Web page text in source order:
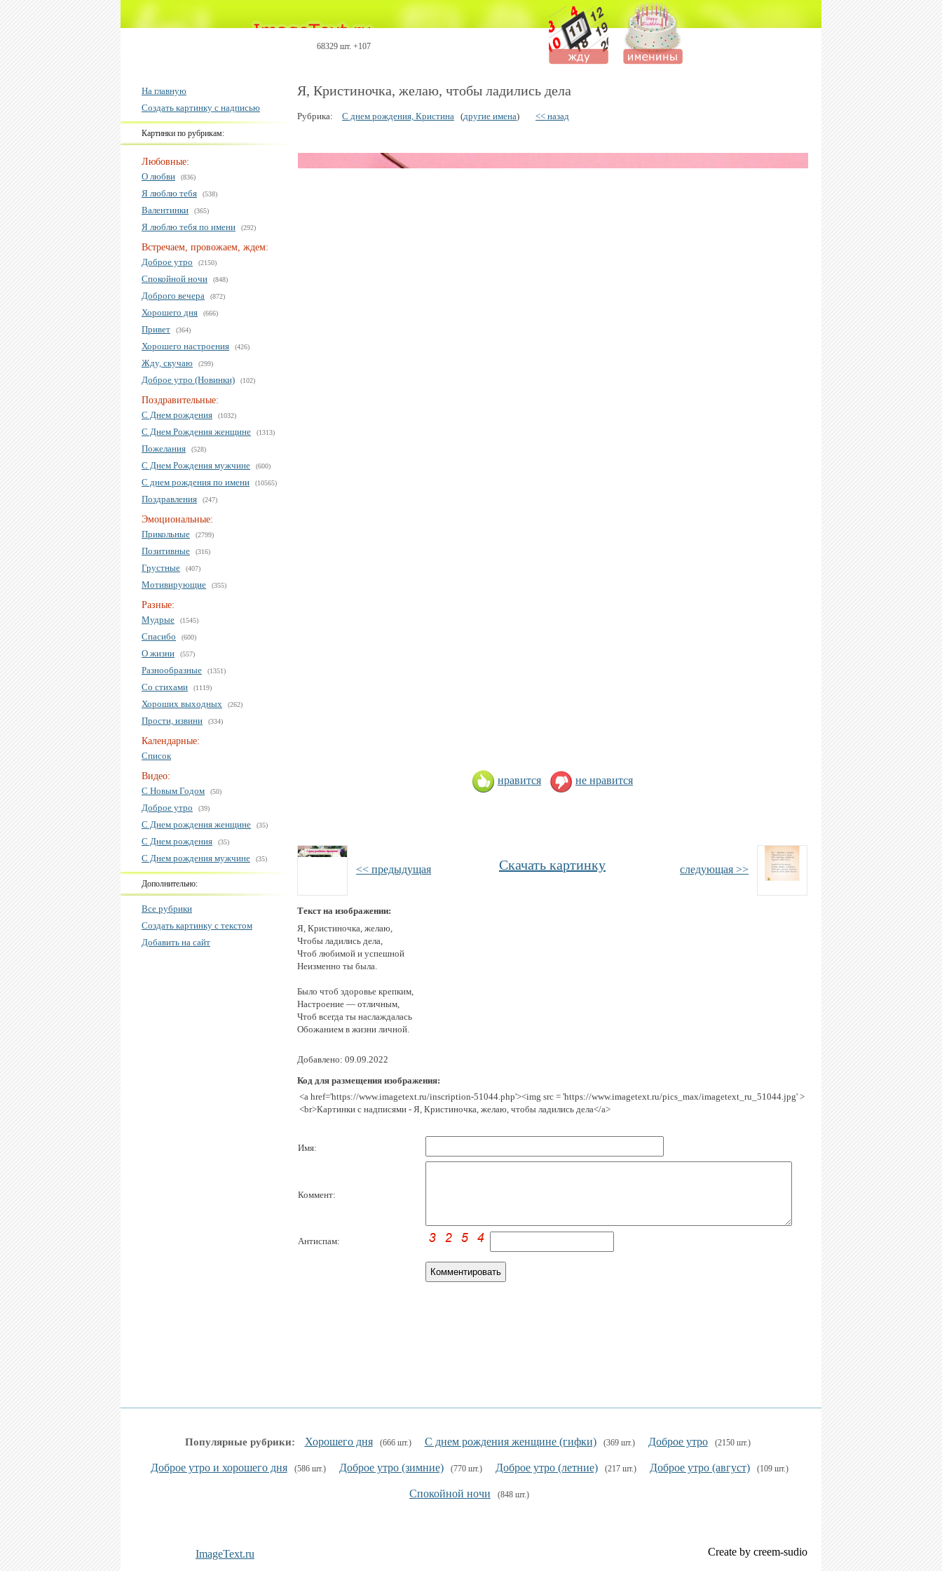
68329 шт. +107
На главную
Создать картинку с надписью
Картинки по рубрикам:
Любовные:
О любви
(836)
Я люблю тебя (538)
Валентинки (365)
Я люблю тебя по имени (292)
Встречаем, провожаем, ждем:
Доброе утро
(2150)
Спокойной ночи (848)
Доброго вечера (872)
Хорошего дня (666)
Привет (364)
Хорошего настроения (426)
Жду, скучаю (299)
Доброе утро (Новинки) (102)
Поздравительные:
С Днем рождения
(1032)
С Днем Рождения женщине (1313)
Пожелания (528)
С Днем Рождения мужчине (600)
С днем рождения по имени (10565)
Поздравления (247)
Эмоциональные:
Прикольные
(2799)
Позитивные (316)
Грустные (407)
Мотивирующие (355)
Разные:
Мудрые
(1545)
Спасибо (600)
О жизни (557)
Разнообразные (1351)
Со стихами (1119)
Хороших выходных (262)
Прости, извини (334)
Календарные:
Список
Видео:
С Новым Годом
(50)
Доброе утро (39)
С Днем рождения женщине (35)
С Днем рождения (35)
С Днем рождения мужчине (35)
Дополнительно:
Все рубрики
Создать картинку с текстом
Добавить на сайт
Я, Кристиночка, желаю, чтобы ладились дела
Рубрика: С днем рождения, Кристина (другие имена) << назад
нравится не нравится
<< предыдущая следующая >>
Скачать картинку
Текст на изображении:
Я, Кристиночка, желаю,
Чтобы ладились дела,
Чтоб любимой и успешной
Неизменно ты была.
Было чтоб здоровье крепким,
Настроение — отличным,
Чтоб всегда ты наслаждалась
Обожанием в жизни личной.
Добавлено: 09.09.2022
Код для размещения изображения:
<a href='https://www.imagetext.ru/inscription-51044.php'><img src = 'https://www.imagetext.ru/pics_max/imagetext_ru_51044.jpg' >
<br>Картинки с надписями - Я, Кристиночка, желаю, чтобы ладились дела</a>
Имя:
Коммент:
Антиспам:
Популярные рубрики: Хорошего дня (666 шт.) С днем рождения женщине (гифки) (369 шт.) Доброе утро (2150 шт.)
Доброе утро и хорошего дня (586 шт.) Доброе утро (зимние) (770 шт.) Доброе утро (летние) (217 шт.) Доброе утро (август) (109 шт.)
Спокойной ночи (848 шт.)
ImageText.ru Create by creem-sudio